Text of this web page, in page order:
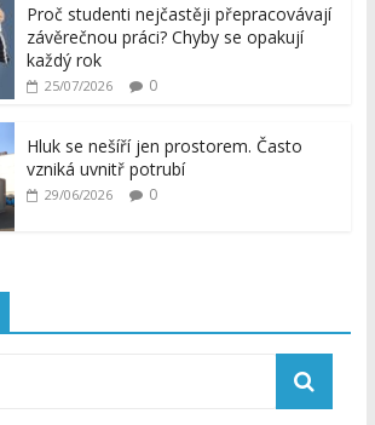
Proč studenti nejčastěji přepracovávají
závěrečnou práci? Chyby se opakují
každý rok
25/07/2026 0
Hluk se nešíří jen prostorem. Často
vzniká uvnitř potrubí
29/06/2026 0